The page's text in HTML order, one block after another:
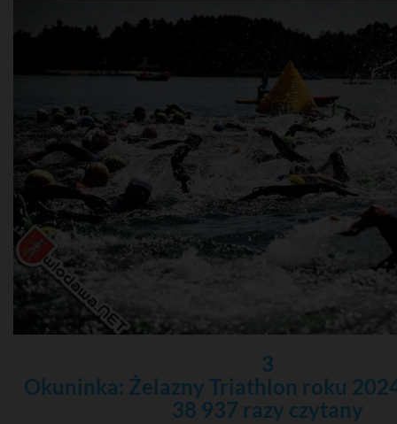
3
Okuninka: Żelazny Triathlon roku
38 937 razy czytany